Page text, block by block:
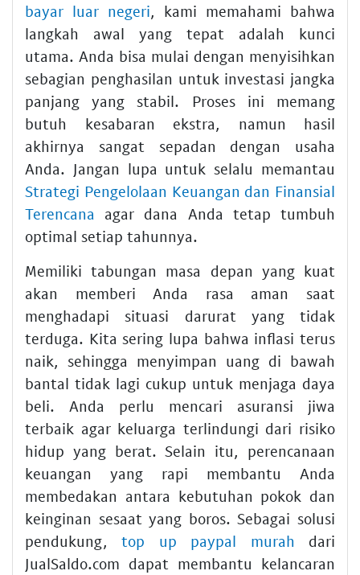
bayar luar negeri , kami memahami bahwa
langkah awal yang tepat adalah kunci
utama. Anda bisa mulai dengan menyisihkan
sebagian penghasilan untuk investasi jangka
panjang yang stabil. Proses ini memang
butuh kesabaran ekstra, namun hasil
akhirnya sangat sepadan dengan usaha
Anda. Jangan lupa untuk selalu memantau
Strategi Pengelolaan Keuangan dan Finansial
Terencana agar dana Anda tetap tumbuh
optimal setiap tahunnya.
Memiliki tabungan masa depan yang kuat
akan memberi Anda rasa aman saat
menghadapi situasi darurat yang tidak
terduga. Kita sering lupa bahwa inflasi terus
naik, sehingga menyimpan uang di bawah
bantal tidak lagi cukup untuk menjaga daya
beli. Anda perlu mencari asuransi jiwa
terbaik agar keluarga terlindungi dari risiko
hidup yang berat. Selain itu, perencanaan
keuangan yang rapi membantu Anda
membedakan antara kebutuhan pokok dan
keinginan sesaat yang boros. Sebagai solusi
pendukung,top up paypal murah dari
JualSaldo.com dapat membantu kelancaran